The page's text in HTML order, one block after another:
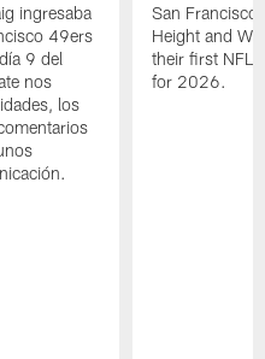
ingresaba
49ers
9 del
nos
los
San Francisco
Height and
their first NFL
for 2026.